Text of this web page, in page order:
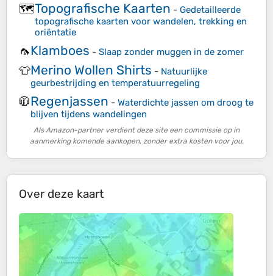
🗺️Topografische Kaarten - Gedetailleerde
topografische kaarten voor wandelen, trekking en
oriëntatie
🦟Klamboes - Slaap zonder muggen in de zomer
👕Merino Wollen Shirts - Natuurlijke
geurbestrijding en temperatuurregeling
🧥Regenjassen - Waterdichte jassen om droog te
blijven tijdens wandelingen
Als Amazon-partner verdient deze site een commissie op in
aanmerking komende aankopen, zonder extra kosten voor jou.
Over deze kaart